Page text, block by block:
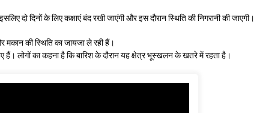
दो दिनों के लिए कक्षाएं बंद रखी जाएंगी और इस दौरान स्थिति की निगरानी की जाएगी।
मकान की स्थिति का जायजा ले रही हैं।
हैं। लोगों का कहना है कि बारिश के दौरान यह क्षेत्र भूस्खलन के खतरे में रहता है।